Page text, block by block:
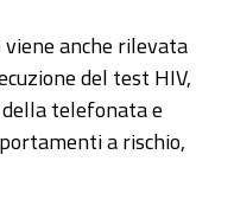
anche rilevata
del test HIV,
telefonata e
a rischio,